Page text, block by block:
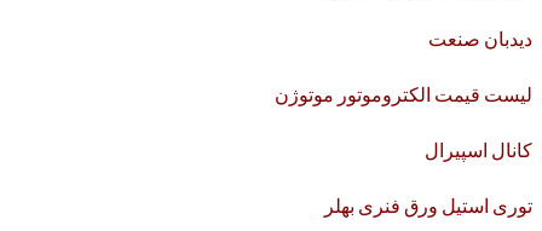
دیدبان صنعت
لیست قیمت الکتروموتور موتوژن
کانال اسپیرال
توری استیل ورق فنری بهلر